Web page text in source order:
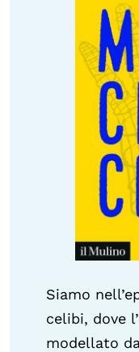
Siamo
celibi, dove
modellato